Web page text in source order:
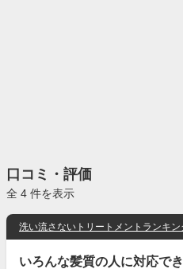
口コミ・評価
全 4 件を表示
洗い流さないトリートメントランキン
いろんな髪質の人に対応で